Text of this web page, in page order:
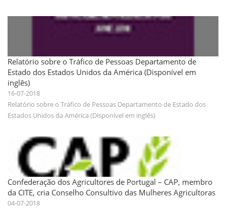
Relatório sobre o Tráfico de Pessoas Departamento de
Estado dos Estados Unidos da América (Disponível em
inglês)
16-07-2018
Relatório sobre o Tráfico de Pessoas Departamento de Estado dos
Estados Unidos da América (Disponível em inglês)
Confederação dos Agricultores de Portugal – CAP, membro
da CITE, cria Conselho Consultivo das Mulheres Agricultoras
04-07-2018